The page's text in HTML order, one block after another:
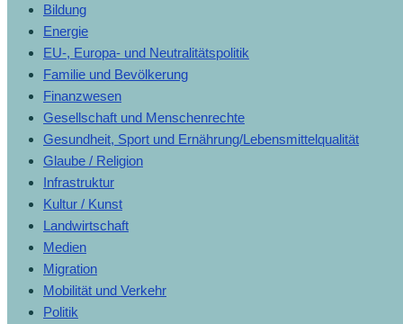
Bildung
Energie
EU-, Europa- und Neutralitätspolitik
Familie und Bevölkerung
Finanzwesen
Gesellschaft und Menschenrechte
Gesundheit, Sport und Ernährung/Lebensmittelqualität
Glaube / Religion
Infrastruktur
Kultur / Kunst
Landwirtschaft
Medien
Migration
Mobilität und Verkehr
Politik